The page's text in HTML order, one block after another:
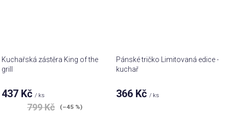
Kuchařská zástěra King of the
grill
437 Kč / ks
799 Kč (–45 %)
Pánské tričko Limitovaná edice -
kuchař
366 Kč / ks